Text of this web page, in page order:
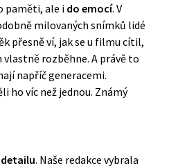
paměti, ale i do emocí. V
milovaných snímků lidé
přesně ví, jak se u filmu cítil,
vlastně rozběhne. A právě to
napříč generacemi.
ho víc než jednou. Známý
. Naše redakce vybrala